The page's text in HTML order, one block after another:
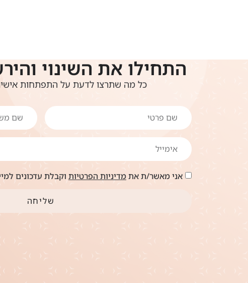
התחילו את השינוי
כל מה שתרצו לדעת על התפתחות
אני מאשר/ת אתמדיניות הפרטיות וקבלת עדכונים
שליחה